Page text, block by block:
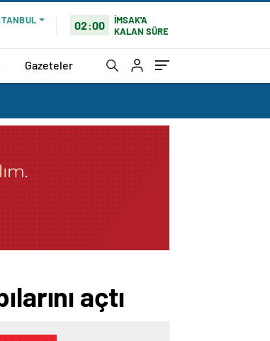
02:00
İMSAK'A
KALAN SÜRE
Gazeteler
açtı